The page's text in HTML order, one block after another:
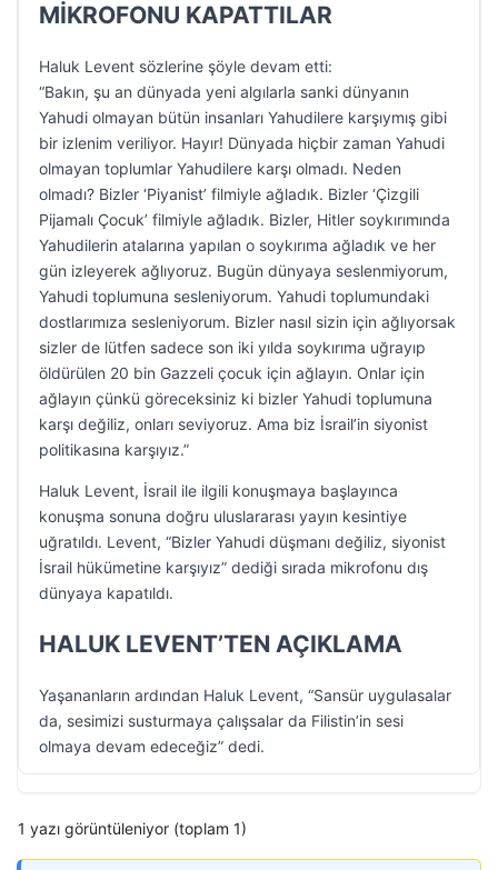
MİKROFONU KAPATTILAR
Haluk Levent sözlerine şöyle devam etti:
“Bakın, şu an dünyada yeni algılarla sanki dünyanın
Yahudi olmayan bütün insanları Yahudilere karşıymış gibi
bir izlenim veriliyor. Hayır! Dünyada hiçbir zaman Yahudi
olmayan toplumlar Yahudilere karşı olmadı. Neden
olmadı? Bizler ‘Piyanist’ filmiyle ağladık. Bizler ‘Çizgili
Pijamalı Çocuk’ filmiyle ağladık. Bizler, Hitler soykırımında
Yahudilerin atalarına yapılan o soykırıma ağladık ve her
gün izleyerek ağlıyoruz. Bugün dünyaya seslenmiyorum,
Yahudi toplumuna sesleniyorum. Yahudi toplumundaki
dostlarımıza sesleniyorum. Bizler nasıl sizin için ağlıyorsak
sizler de lütfen sadece son iki yılda soykırıma uğrayıp
öldürülen 20 bin Gazzeli çocuk için ağlayın. Onlar için
ağlayın çünkü göreceksiniz ki bizler Yahudi toplumuna
karşı değiliz, onları seviyoruz. Ama biz İsrail’in siyonist
politikasına karşıyız.”
Haluk Levent, İsrail ile ilgili konuşmaya başlayınca
konuşma sonuna doğru uluslararası yayın kesintiye
uğratıldı. Levent, “Bizler Yahudi düşmanı değiliz, siyonist
İsrail hükümetine karşıyız” dediği sırada mikrofonu dış
dünyaya kapatıldı.
HALUK LEVENT’TEN AÇIKLAMA
Yaşananların ardından Haluk Levent, “Sansür uygulasalar
da, sesimizi susturmaya çalışsalar da Filistin’in sesi
olmaya devam edeceğiz” dedi.
1 yazı görüntüleniyor (toplam 1)